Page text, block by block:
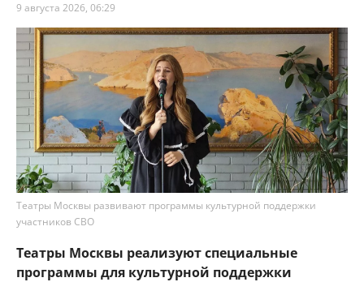
9 августа 2026, 06:29
Театры Москвы развивают программы культурной поддержки
участников СВО
Театры Москвы реализуют специальные
программы для культурной поддержки